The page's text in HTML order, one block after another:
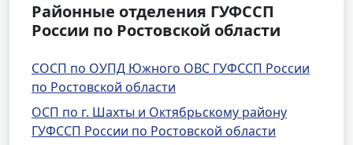
Районные отделения ГУФССП
России по Ростовской области
СОСП по ОУПД Южного ОВС ГУФССП России
по Ростовской области
ОСП по г. Шахты и Октябрьскому району
ГУФССП России по Ростовской области